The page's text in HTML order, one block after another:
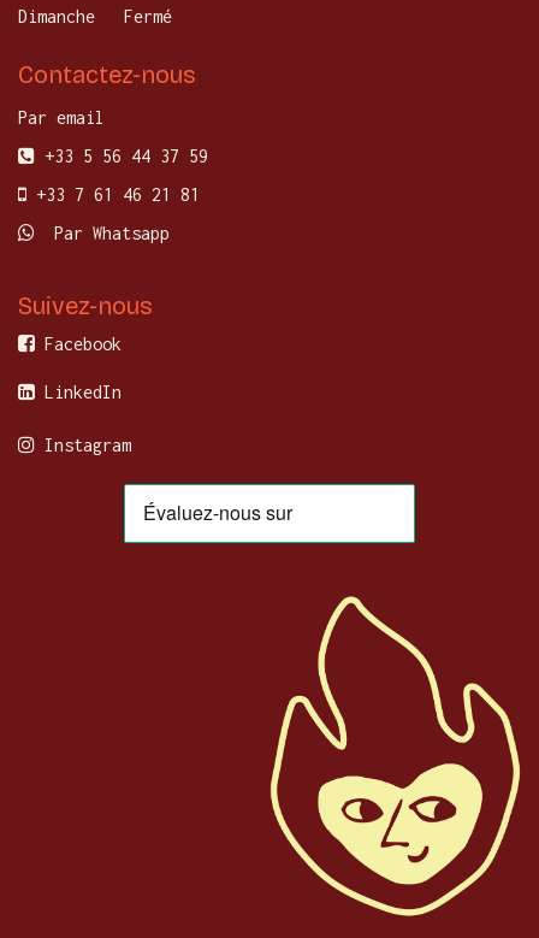
Dimanche
Fermé
Contactez-nous
Par email
+33 5 56 44 37 59
+33 7 61 46 21 81
Par Whatsapp
Suivez-nous
Facebook
LinkedIn
Instagram